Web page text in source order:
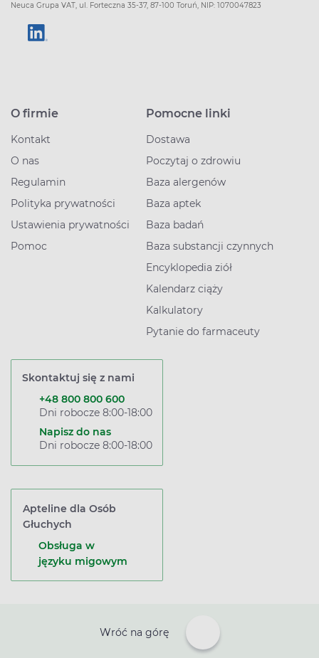
Neuca Grupa VAT, ul. Forteczna 35-37, 87-100 Toruń, NIP: 1070047823
O firmie
Kontakt
O nas
Regulamin
Polityka prywatności
Ustawienia prywatności
Pomoc
Pomocne linki
Dostawa
Poczytaj o zdrowiu
Baza alergenów
Baza aptek
Baza badań
Baza substancji czynnych
Encyklopedia ziół
Kalendarz ciąży
Kalkulatory
Pytanie do farmaceuty
Skontaktuj się z nami
+48 800 800 600
Dni robocze 8:00-18:00
Napisz do nas
Dni robocze 8:00-18:00
Apteline dla Osób
Głuchych
Obsługa w
języku migowym
Wróć na górę